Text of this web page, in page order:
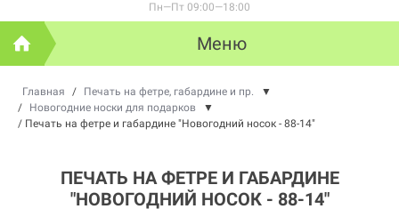
Пн—Пт 09:00—18:00
Меню
Главная / Печать на фетре, габардине и пр.
▼
/
Новогодние носки для подарков
▼
/ Печать на фетре и габардине "Новогодний носок - 88-14"
ПЕЧАТЬ НА ФЕТРЕ И ГАБАРДИНЕ
"НОВОГОДНИЙ НОСОК - 88-14"